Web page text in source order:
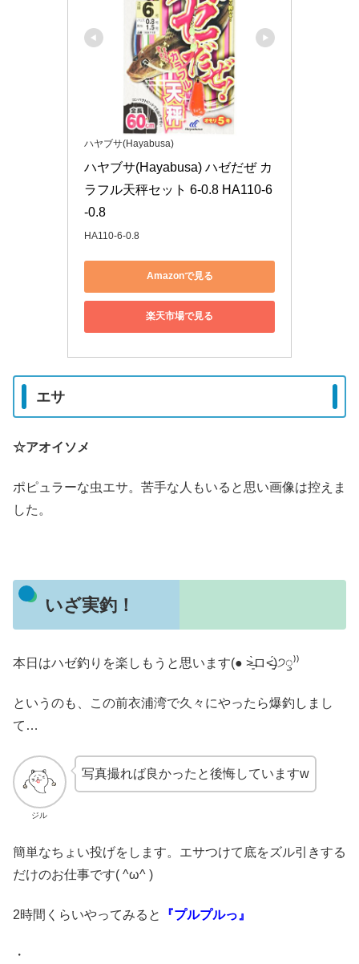
ハヤブサ(Hayabusa)
ハヤブサ(Hayabusa) ハゼだぜ カ
ラフル天秤セット 6-0.8 HA110-6
-0.8
HA110-6-0.8
Amazonで見る
楽天市場で見る
エサ
☆アオイソメ
ポピュラーな虫エサ。苦手な人もいると思い画像は控えま
した。
いざ実釣！
本日はハゼ釣りを楽しもうと思います(● ˃̶͈̀ロ˂̶͈́)੭ꠥ⁾⁾
というのも、この前衣浦湾で久々にやったら爆釣しまし
て…
ジル
写真撮れば良かったと後悔していますw
簡単なちょい投げをします。エサつけて底をズル引きする
だけのお仕事です( ^ω^ )
2時間くらいやってみると 『プルプルっ』
・